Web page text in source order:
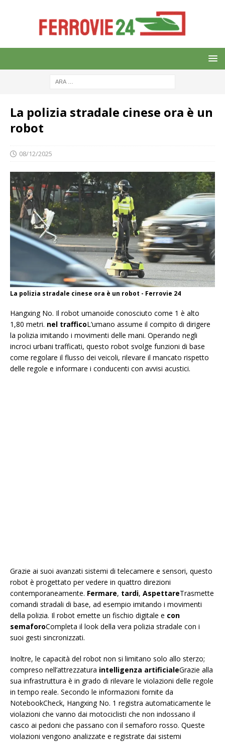
La polizia stradale cinese ora è un
robot
08/12/2025
La polizia stradale cinese ora è un robot - Ferrovie 24
Hangxing No. Il robot umanoide conosciuto come 1 è alto
1,80 metri. nel trafficoL’umano assume il compito di dirigere
la polizia imitando i movimenti delle mani. Operando negli
incroci urbani trafficati, questo robot svolge funzioni di base
come regolare il flusso dei veicoli, rilevare il mancato rispetto
delle regole e informare i conducenti con avvisi acustici.
Grazie ai suoi avanzati sistemi di telecamere e sensori, questo
robot è progettato per vedere in quattro direzioni
contemporaneamente. Fermare, tardi, AspettareTrasmette
comandi stradali di base, ad esempio imitando i movimenti
della polizia. Il robot emette un fischio digitale e con
semaforoCompleta il look della vera polizia stradale con i
suoi gesti sincronizzati.
Inoltre, le capacità del robot non si limitano solo allo sterzo;
compreso nell’attrezzatura intelligenza artificialeGrazie alla
sua infrastruttura è in grado di rilevare le violazioni delle regole
in tempo reale. Secondo le informazioni fornite da
NotebookCheck, Hangxing No. 1 registra automaticamente le
violazioni che vanno dai motociclisti che non indossano il
casco ai pedoni che passano con il semaforo rosso. Queste
violazioni vengono analizzate e registrate dai sistemi